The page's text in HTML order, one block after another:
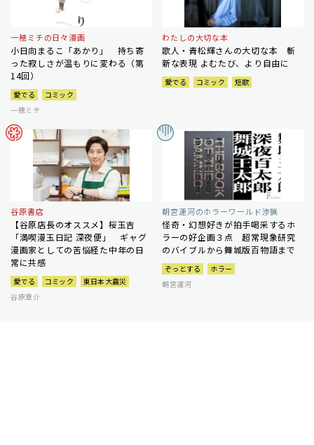
一穂ミチの日々漫画
小日向まるこ「あかり」 持ち寄
った寂しさが温もりに変わる（第
14回）
愛でる
コミック
一穂ミチ
わたしの大切な本
歌人・青松輝さんの大切な本 斬
新な表現 よむたび、より自由に
愛でる コミック 短歌
谷原書店
【谷原店長のオススメ】桜玉吉
「満喫漫玉日記 深夜便」 ギャグ
漫画家としての苦悩経た中年の日
常に共感
愛でる コミック
東日本大震災
谷原章介
朝宮運河のホラーワールド渉猟
怪奇・幻想好きが拍手喝采するホ
ラーの好企画３点 超常現象研究
のバイブルから舞城版百物語まで
ぞっとする
ホラー
朝宮運河